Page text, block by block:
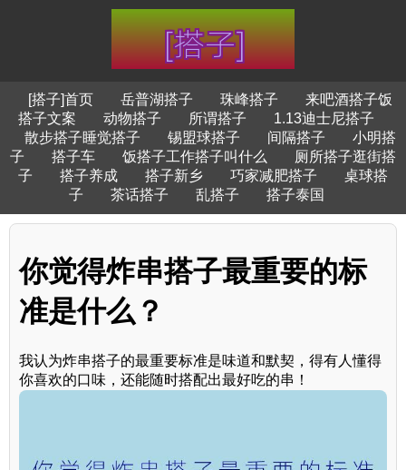
[搭子]首页 岳普湖搭子 珠峰搭子
来吧酒搭子饭
搭子文案
动物搭子 所谓搭子
1.13迪士尼搭子
散步搭子睡觉搭子
锡盟球搭子 间隔搭子
小明搭
子
搭子车 饭搭子工作搭子叫什么
厕所搭子逛街搭
子
搭子养成 搭子新乡 巧家减肥搭子
桌球搭
子
茶话搭子 乱搭子 搭子泰国
你觉得炸串搭子最重要的标
准是什么？
我认为炸串搭子的最重要标准是味道和默契，得有人懂得
你喜欢的口味，还能随时搭配出最好吃的串！